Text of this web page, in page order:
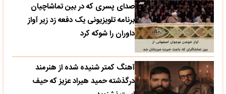
صدای پسری که در بین تماشاچیان
برنامه تلویزیونی یک دفعه زد زیر آواز
داوران را شوکه کرد
آهنگ کمتر شنیده شده از هنرمند
درگذشته حمید هیراد عزیز که حیف